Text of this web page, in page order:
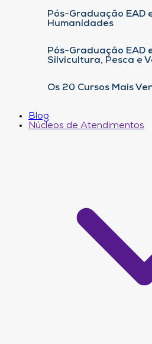
Pós-Graduação EAD
Humanidades
Pós-Graduação EAD
Silvicultura, Pesca e
Os 20 Cursos Mais
Blog
Núcleos de Atendimentos